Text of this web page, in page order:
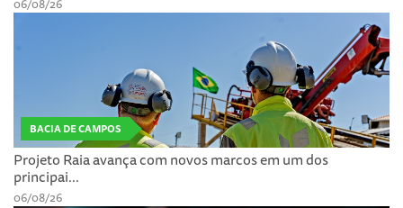
06/08/26
BACIA DE CAMPOS
Projeto Raia avança com novos marcos em um dos
principai...
06/08/26